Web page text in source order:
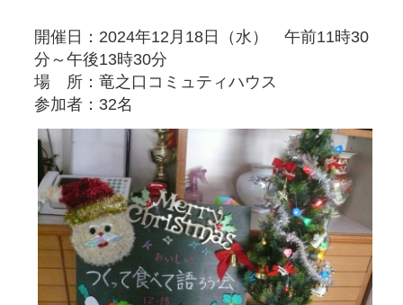
開催日：2024年12月18日（水） 午前11時30
分～午後13時30分
場 所：竜之口コミュティハウス
参加者：32名